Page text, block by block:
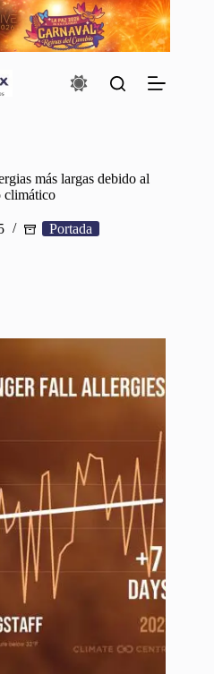
más largas debido al
climático
Portada